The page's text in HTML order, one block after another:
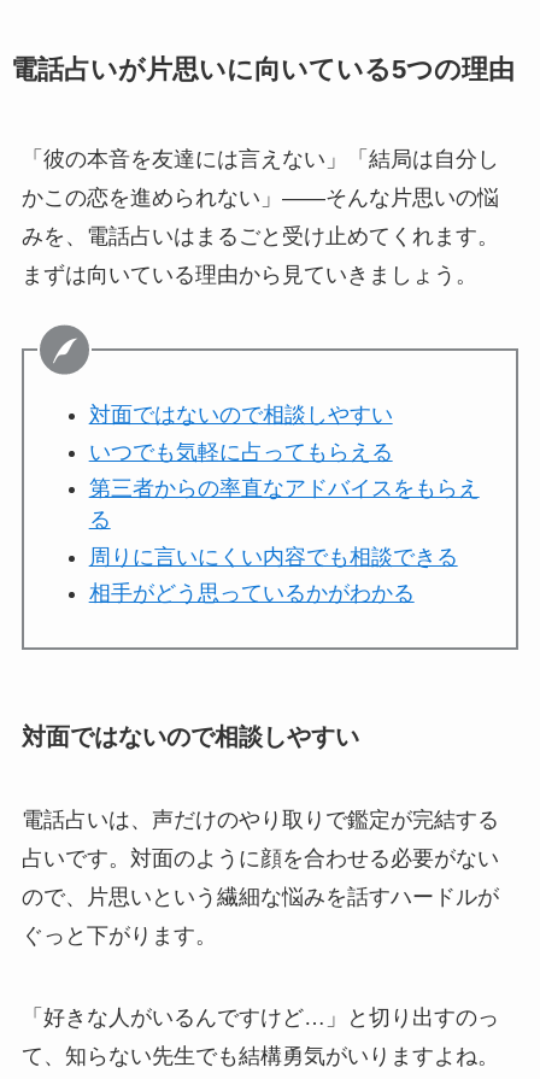
電話占いが片思いに向いている5つの理由
「彼の本音を友達には言えない」「結局は自分し
かこの恋を進められない」――そんな片思いの悩
みを、電話占いはまるごと受け止めてくれます。
まずは向いている理由から見ていきましょう。
対面ではないので相談しやすい
いつでも気軽に占ってもらえる
第三者からの率直なアドバイスをもらえ
る
周りに言いにくい内容でも相談できる
相手がどう思っているかがわかる
対面ではないので相談しやすい
電話占いは、声だけのやり取りで鑑定が完結する
占いです。対面のように顔を合わせる必要がない
ので、片思いという繊細な悩みを話すハードルが
ぐっと下がります。
「好きな人がいるんですけど…」と切り出すのっ
て、知らない先生でも結構勇気がいりますよね。